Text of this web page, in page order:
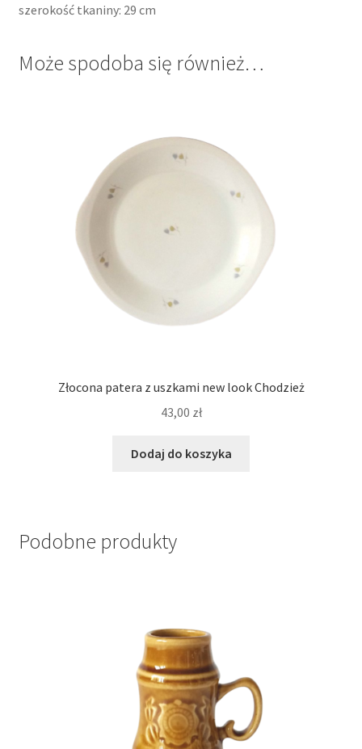
szerokość tkaniny: 29 cm
Może spodoba się również…
Złocona patera z uszkami new look Chodzież
43,00 zł
Dodaj do koszyka
Podobne produkty